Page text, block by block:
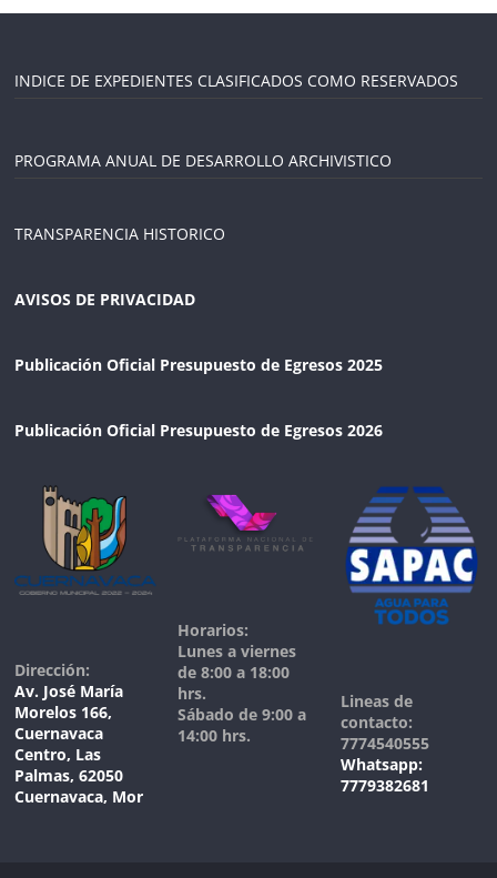
INDICE DE EXPEDIENTES CLASIFICADOS COMO RESERVADOS
PROGRAMA ANUAL DE DESARROLLO ARCHIVISTICO
TRANSPARENCIA HISTORICO
AVISOS DE PRIVACIDAD
Publicación Oficial Presupuesto de Egresos 2025
Publicación Oficial Presupuesto de Egresos 2026
Dirección:
Av. José María
Morelos 166,
Cuernavaca
Centro, Las
Palmas, 62050
Cuernavaca, Mor
Horarios:
Lunes a viernes
de 8:00 a 18:00
hrs.
Sábado de 9:00 a
14:00 hrs.
Lineas de
contacto:
7774540555
Whatsapp:
7779382681